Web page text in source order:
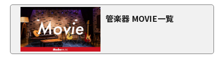
管楽器 MOVIE一覧